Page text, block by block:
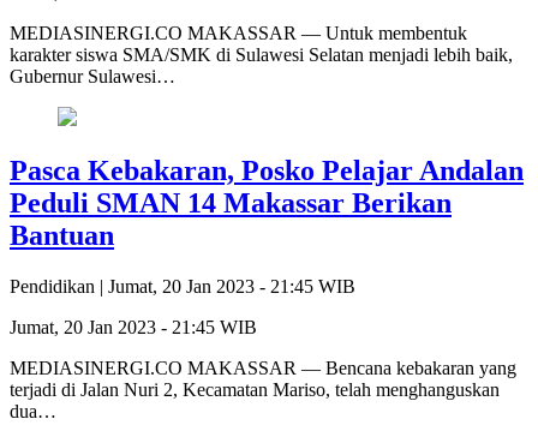
MEDIASINERGI.CO MAKASSAR — Untuk membentuk
karakter siswa SMA/SMK di Sulawesi Selatan menjadi lebih baik,
Gubernur Sulawesi…
Pasca Kebakaran, Posko Pelajar Andalan
Peduli SMAN 14 Makassar Berikan
Bantuan
Pendidikan | Jumat, 20 Jan 2023 - 21:45 WIB
Jumat, 20 Jan 2023 - 21:45 WIB
MEDIASINERGI.CO MAKASSAR — Bencana kebakaran yang
terjadi di Jalan Nuri 2, Kecamatan Mariso, telah menghanguskan
dua…